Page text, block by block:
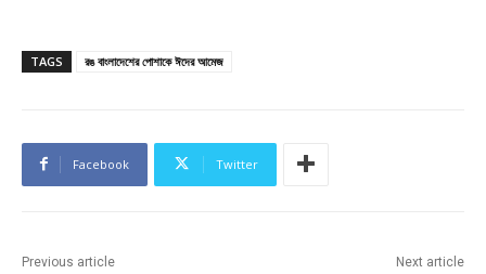
TAGS রঙ বাংলাদেশের পোশাকে ঈদের আমেজ
Facebook Twitter
Previous article Next article